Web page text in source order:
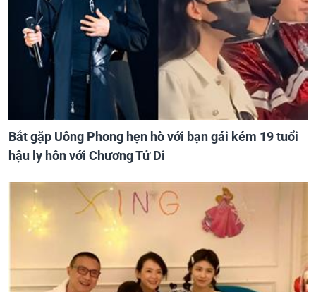
Bắt gặp Uông Phong hẹn hò với bạn gái kém 19 tuổi
hậu ly hôn với Chương Tử Di